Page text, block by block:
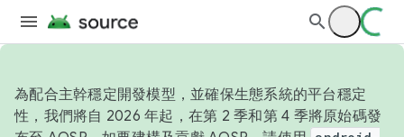
為配合主幹穩定開發模型，並確保生態系統的平台穩定
性，我們將自 2026 年起，在第 2 季和第 4 季將原始碼發